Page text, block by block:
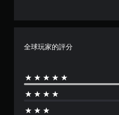
全球玩家的評分